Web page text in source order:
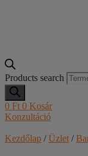
Products search
0 Ft 0 Kosár
Konzultáció
Kezdőlap /Üzlet /